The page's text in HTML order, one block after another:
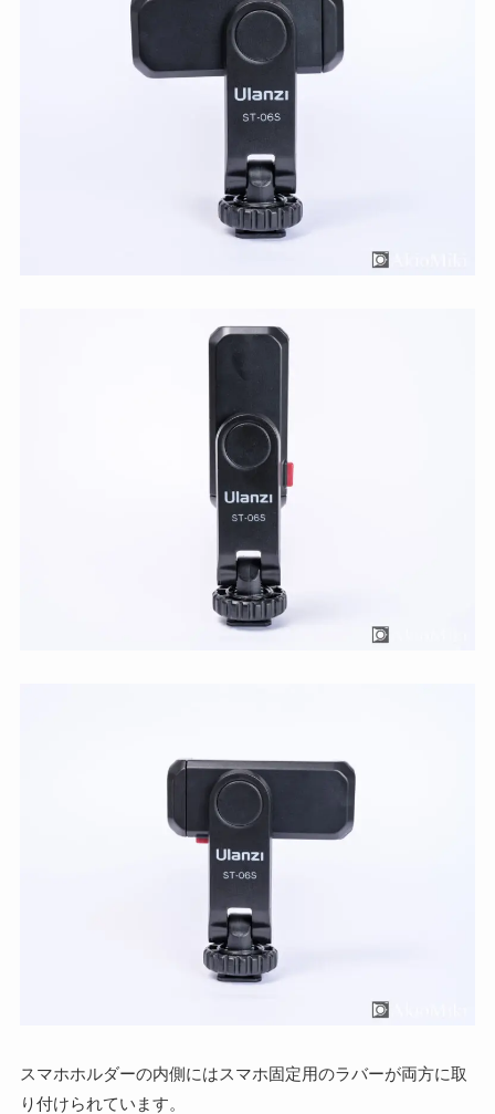
スマホホルダーの内側にはスマホ固定用のラバーが両方に取
り付けられています。